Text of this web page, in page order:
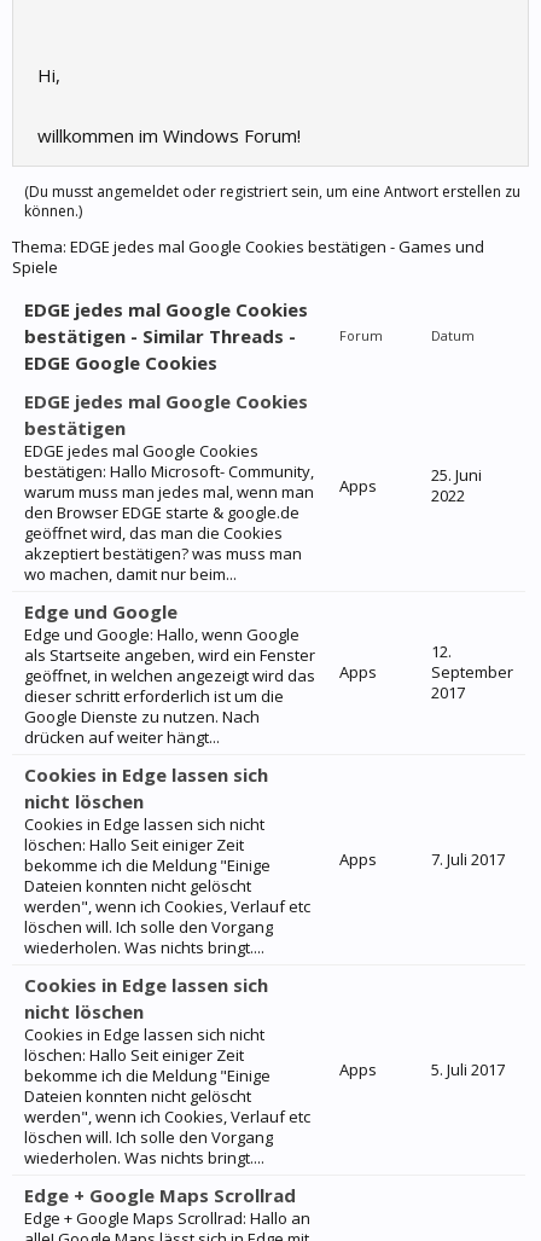
Hi,
willkommen im Windows Forum!
(Du musst angemeldet oder registriert sein, um eine Antwort erstellen zu
können.)
Thema: EDGE jedes mal Google Cookies bestätigen - Games und
Spiele
EDGE jedes mal Google Cookies
bestätigen - Similar Threads -
EDGE Google Cookies
Forum Datum
EDGE jedes mal Google Cookies
bestätigen
EDGE jedes mal Google Cookies
bestätigen: Hallo Microsoft- Community,
warum muss man jedes mal, wenn man
den Browser EDGE starte & google.de
geöffnet wird, das man die Cookies
akzeptiert bestätigen? was muss man
wo machen, damit nur beim...
Apps
25. Juni
2022
Edge und Google
Edge und Google: Hallo, wenn Google
als Startseite angeben, wird ein Fenster
geöffnet, in welchen angezeigt wird das
dieser schritt erforderlich ist um die
Google Dienste zu nutzen. Nach
drücken auf weiter hängt...
Apps
12.
September
2017
Cookies in Edge lassen sich
nicht löschen
Cookies in Edge lassen sich nicht
löschen: Hallo Seit einiger Zeit
bekomme ich die Meldung "Einige
Dateien konnten nicht gelöscht
werden", wenn ich Cookies, Verlauf etc
löschen will. Ich solle den Vorgang
wiederholen. Was nichts bringt....
Apps 7. Juli 2017
Cookies in Edge lassen sich
nicht löschen
Cookies in Edge lassen sich nicht
löschen: Hallo Seit einiger Zeit
bekomme ich die Meldung "Einige
Dateien konnten nicht gelöscht
werden", wenn ich Cookies, Verlauf etc
löschen will. Ich solle den Vorgang
wiederholen. Was nichts bringt....
Apps 5. Juli 2017
Edge + Google Maps Scrollrad
Edge + Google Maps Scrollrad: Hallo an